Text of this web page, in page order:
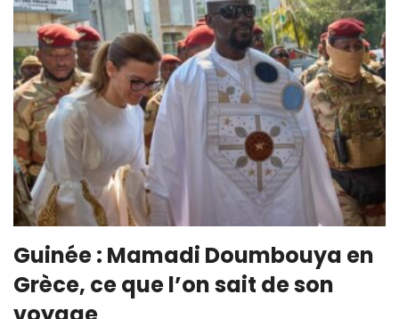
Guinée : Mamadi Doumbouya en
Grèce, ce que l’on sait de son